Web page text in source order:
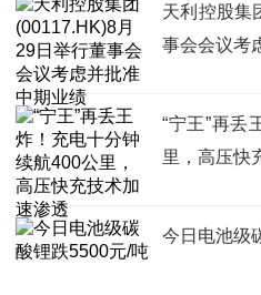
天利控股集
事会会议考
“宁王”再丢
里，高压快
今日电池级